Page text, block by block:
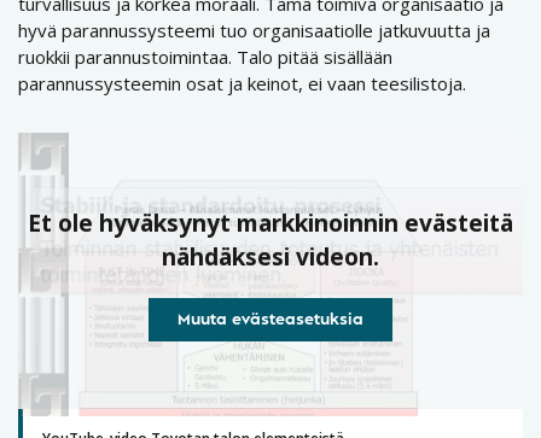
hyvä parannussysteemi tuo organisaatiolle jatkuvuutta ja
ruokkii parannustoimintaa. Talo pitää sisällään
parannussysteemin osat ja keinot, ei vaan teesilistoja.
Et ole hyväksynyt markkinoinnin evästeitä
nähdäksesi videon.
Muuta evästeasetuksia